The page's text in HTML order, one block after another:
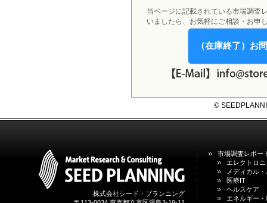
当ページに記載されている市場調査
いましたら、お気軽にご相談・お申
（在庫終了）お
システム・サービス市場の最新動
©
株式会社シード・プランニング
市場調査レポー
エレクトロ
メディカル
医療IT
ヘルスケア
エネルギー